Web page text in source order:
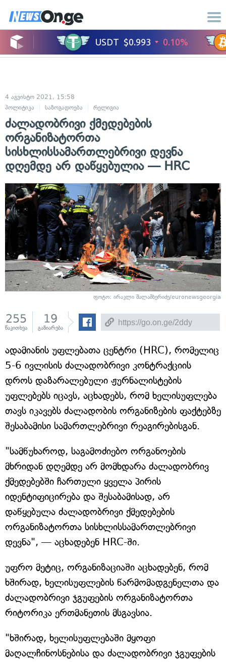
4 აგვისტო 2021, 15:58
პოლიტიკა
საზოგადოება რელიგია
ძალადობრივი ქმედებების
ორგანიზატორთა
სისხლისსამართლებრივი დევნა
დღემდე არ დაწყებულია — HRC
ფოტო: ირაკლი შალამბერიძე/euronewsgeorgia
255
წაკითხვა
19
გაზიარება
ადამიანის უფლებათა ცენტრი (HRC), რომელიც
5-6 ივლისის ძალადობრივი კონტრაქციის
დროს დაზარალებული ჟურნალისტების
უფლებებს იცავს, აცხადებს, რომ ხელისუფლება
თავს იკავებს ძალადობის ორგანიზების ფაქტებზე
შესაბამისი სამართლებრივი რეაგირებისგან.
"სამწუხაროდ, საგამოძიებო ორგანოების
მხრიდან დღემდე არ მომხდარა ძალადობრივ
ქმედებებში ჩართული ყველა პირის
იდენტიფიცირება და შესაბამისად, არ
დაწყებულა ძალადობრივი ქმედებების
ორგანიზატორთა სისხლისსამართლებრივი
დევნა", — აცხადებენ HRC-ში.
უფრო მეტიც, ორგანიზაციაში აცხადებენ, რომ
ხშირად, ხელისუფლების წარმომადგენელთა და
ძალადობრივი ჯგუფების ორგანიზატორთა
რიტორიკა ერთმანეთის მსგავსია.
"ხშირად, ხელისუფლებაში მყოფი
მაღალჩინოსნებისა და ძალადობრივი ჯგუფების